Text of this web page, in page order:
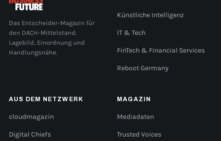
Das Entscheider-Magazin für
den DACH-Mittelstand.
Lagebild, Einordnung und
Handlungsnähe.
Künstliche Intelligenz
IT & Tech
FinTech & Financial Services
Reboot Germany
AUS DEM NETZWERK
cloudmagazin
Digital Chiefs
MAGAZIN
Mediadaten
Trusted Voices